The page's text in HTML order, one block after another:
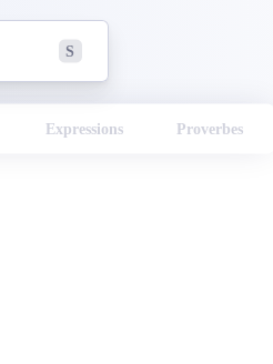
S
Expressions Proverbes